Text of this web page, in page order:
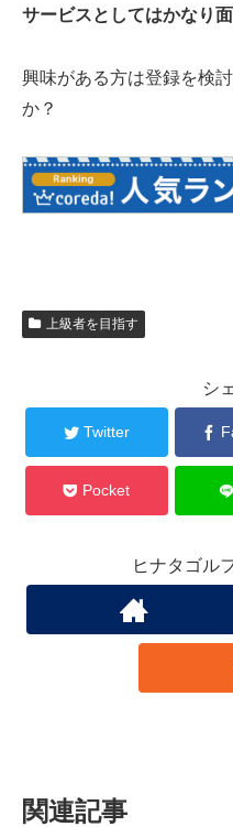
サービスとしてはかなり
興味がある方は登録を検
か？
上級者を目指す
シ
Twitter
Pocket
ヒナタゴル
関連記事